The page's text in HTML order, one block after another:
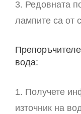
3. Редовната
лампите са от
вода:
1. Получете
източник на